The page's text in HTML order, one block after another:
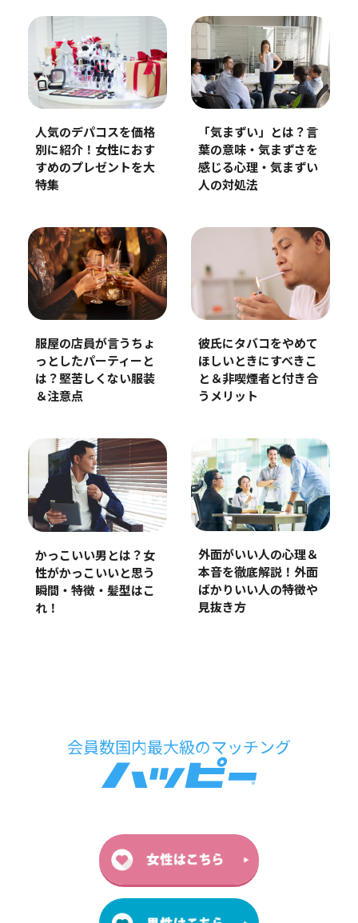
人気のデパコスを価格
別に紹介！女性におす
すめのプレゼントを大
特集
「気まずい」とは？言
葉の意味・気まずさを
感じる心理・気まずい
人の対処法
服屋の店員が言うちょ
っとしたパーティーと
は？堅苦しくない服装
＆注意点
彼氏にタバコをやめて
ほしいときにすべきこ
と＆非喫煙者と付き合
うメリット
かっこいい男とは？女
性がかっこいいと思う
瞬間・特徴・髪型はこ
れ！
外面がいい人の心理＆
本音を徹底解説！外面
ばかりいい人の特徴や
見抜き方